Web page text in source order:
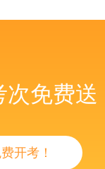
次免费送
开考！